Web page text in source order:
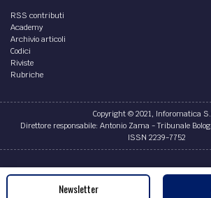
RSS contributi
Academy
Archivio articoli
Codici
Riviste
Rubriche
Copyright © 2021, Inforomatica
Direttore responsabile: Antonio Zama - Tribunale
ISSN 2239-7752
Credits
Newsletter